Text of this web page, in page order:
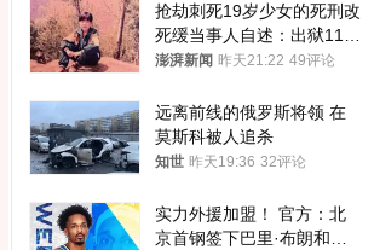
抢劫刺死19岁少女的死刑改
死缓当事人自述：出狱11年
间始终刻意躲避被害人家属
澎湃新闻 昨天21:22 49评论
远离前线的俄罗斯将领 在
莫斯科被人追杀
知世 昨天19:36 32评论
实力外援加盟！ 官方：北
京首钢签下巴里·布朗和桑